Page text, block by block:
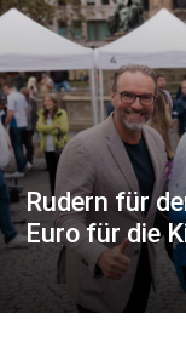
Rudern für
Euro für die